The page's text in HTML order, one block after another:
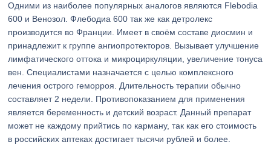
Одними из наиболее популярных аналогов являются Flebodia
600 и Венозол. Флебодиа 600 так же как детролекс
производится во Франции. Имеет в своём составе диосмин и
принадлежит к группе ангиопротекторов. Вызывает улучшение
лимфатического оттока и микроциркуляции, увеличение тонуса
вен. Специалистами назначается с целью комплексного
лечения острого геморроя. Длительность терапии обычно
составляет 2 недели. Противопоказанием для применения
является беременность и детский возраст. Данный препарат
может не каждому прийтись по карману, так как его стоимость
в российских аптеках достигает тысячи рублей и более.